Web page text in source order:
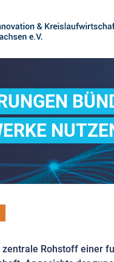
zentrale Rohstoff einer